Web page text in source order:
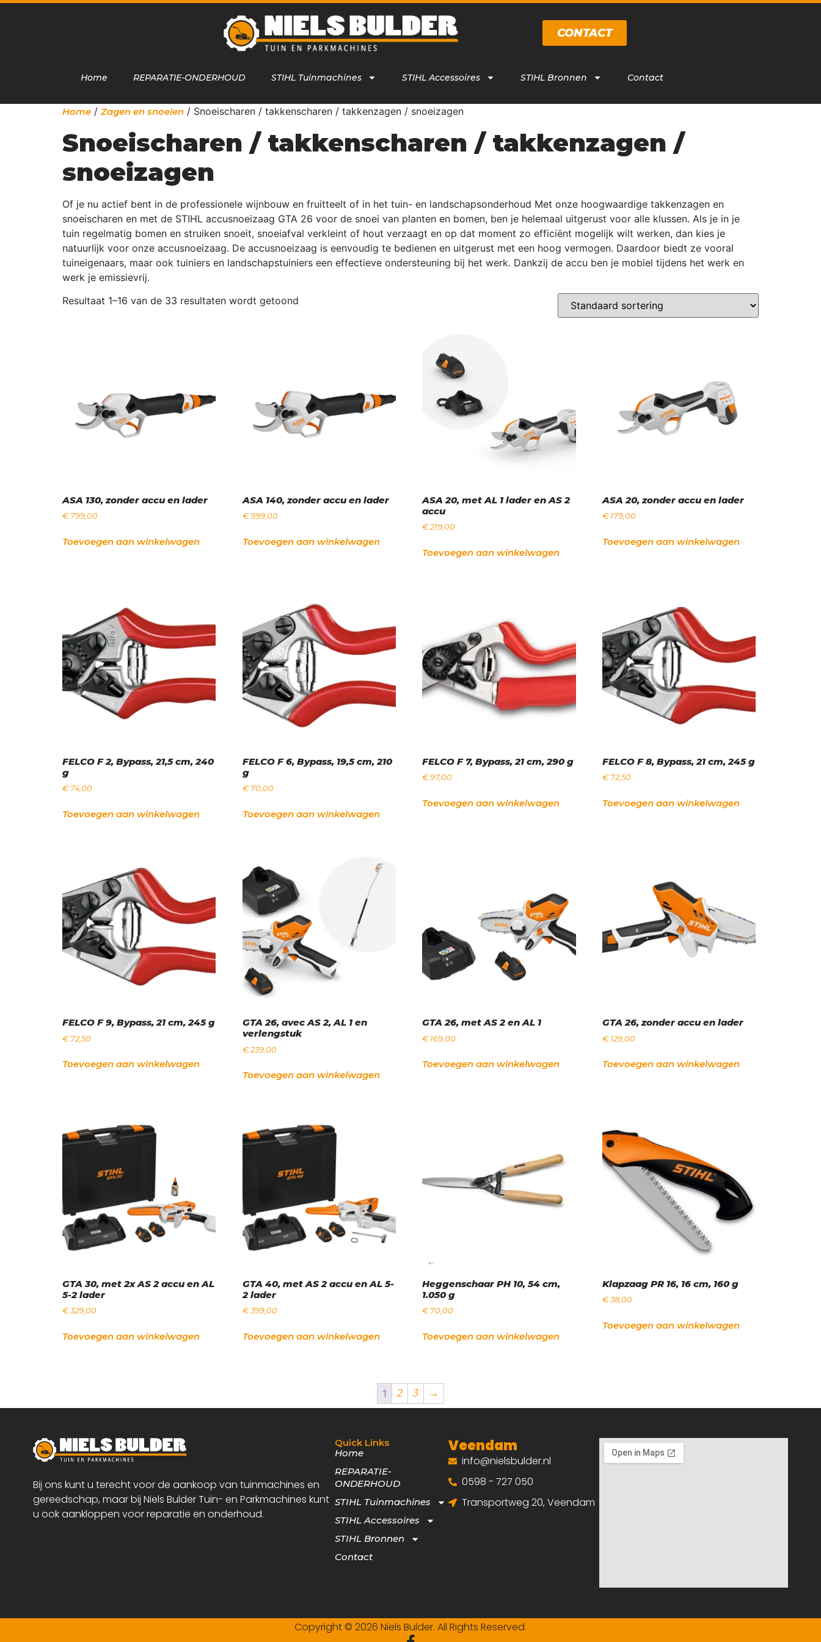
CONTACT
Home REPARATIE-ONDERHOUD STIHL Tuinmachines STIHL Accessoires STIHL Bronnen Contact
Home / Zagen en snoeien / Snoeischaren / takkenscharen / takkenzagen / snoeizagen
Snoeischaren / takkenscharen / takkenzagen /
snoeizagen
Of je nu actief bent in de professionele wijnbouw en fruitteelt of in het tuin- en landschapsonderhoud Met onze hoogwaardige takkenzagen en
snoeischaren en met de STIHL accusnoeizaag GTA 26 voor de snoei van planten en bomen, ben je helemaal uitgerust voor alle klussen. Als je in je
tuin regelmatig bomen en struiken snoeit, snoeiafval verkleint of hout verzaagt en op dat moment zo efficiënt mogelijk wilt werken, dan kies je
natuurlijk voor onze accusnoeizaag. De accusnoeizaag is eenvoudig te bedienen en uitgerust met een hoog vermogen. Daardoor biedt ze vooral
tuineigenaars, maar ook tuiniers en landschapstuiniers een effectieve ondersteuning bij het werk. Dankzij de accu ben je mobiel tijdens het werk en
werk je emissievrij.
Resultaat 1–16 van de 33 resultaten wordt getoond
ASA 130, zonder accu en lader
€799,00
Toevoegen aan winkelwagen
ASA 140, zonder accu en lader
€999,00
Toevoegen aan winkelwagen
ASA 20, met AL 1 lader en AS 2
accu
€219,00
Toevoegen aan winkelwagen
ASA 20, zonder accu en lader
€179,00
Toevoegen aan winkelwagen
FELCO F 2, Bypass, 21,5 cm, 240
g
€74,00
Toevoegen aan winkelwagen
FELCO F 6, Bypass, 19,5 cm, 210
g
€70,00
Toevoegen aan winkelwagen
FELCO F 7, Bypass, 21 cm, 290 g
€97,00
Toevoegen aan winkelwagen
FELCO F 8, Bypass, 21 cm, 245 g
€72,50
Toevoegen aan winkelwagen
FELCO F 9, Bypass, 21 cm, 245 g
€72,50
Toevoegen aan winkelwagen
GTA 26, avec AS 2, AL 1 en
verlengstuk
€239,00
Toevoegen aan winkelwagen
GTA 26, met AS 2 en AL 1
€169,00
Toevoegen aan winkelwagen
GTA 26, zonder accu en lader
€129,00
Toevoegen aan winkelwagen
GTA 30, met 2x AS 2 accu en AL
5-2 lader
€329,00
Toevoegen aan winkelwagen
GTA 40, met AS 2 accu en AL 5-
2 lader
€399,00
Toevoegen aan winkelwagen
Heggenschaar PH 10, 54 cm,
1.050 g
€70,00
Toevoegen aan winkelwagen
Klapzaag PR 16, 16 cm, 160 g
€38,00
Toevoegen aan winkelwagen
1 2 3 →
Bij ons kunt u terecht voor de aankoop van tuinmachines en
gereedschap, maar bij Niels Bulder Tuin- en Parkmachines kunt
u ook aankloppen voor reparatie en onderhoud.
Quick Links
Home
REPARATIE-
ONDERHOUD
STIHL Tuinmachines
STIHL Accessoires
STIHL Bronnen
Contact
Veendam
info@nielsbulder.nl
0598 - 727 050
Transportweg 20, Veendam
Copyright © 2026 Niels Bulder. All Rights Reserved.